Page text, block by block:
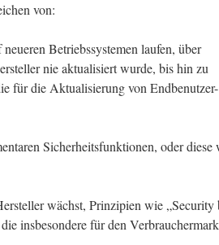
von:
Betriebssystemen laufen, über
nie aktualisiert wurde, bis hin zu
für die Aktualisierung von
Sicherheitsfunktionen, oder diese
wächst, Prinzipien wie „Security
insbesondere für den